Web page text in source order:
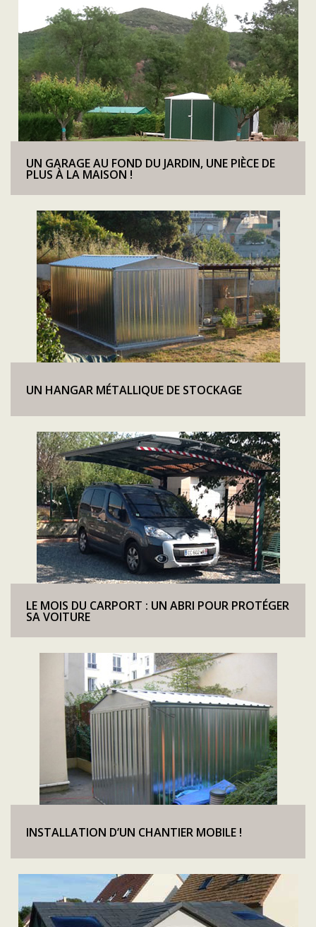
UN GARAGE AU FOND DU JARDIN, UNE PIÈCE DE
PLUS À LA MAISON !
UN HANGAR MÉTALLIQUE DE STOCKAGE
LE MOIS DU CARPORT : UN ABRI POUR PROTÉGER
SA VOITURE
INSTALLATION D’UN CHANTIER MOBILE !